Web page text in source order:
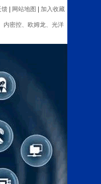
馈 网站地图 加入收藏
内密控、欧姆龙、光洋
内密控、欧姆龙、光洋
电子手轮、数显表、测